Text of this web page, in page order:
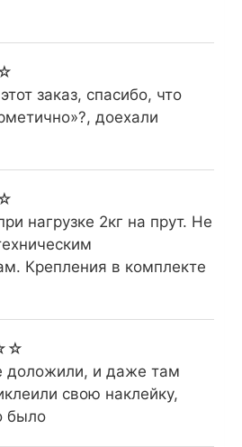
заказ, спасибо, что
доехали
нагрузке 2кг на прут. Не
Крепления в комплекте
доложили, и даже там
свою наклейку,
было